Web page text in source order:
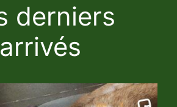
derniers
arrivés